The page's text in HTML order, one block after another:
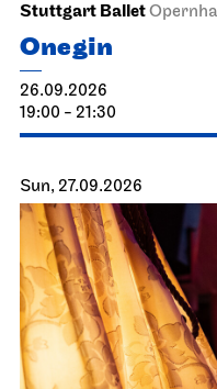
Stuttgart Ballet
Onegin
26.09.2026
19:00 - 21:30
Sun, 27.09.2026